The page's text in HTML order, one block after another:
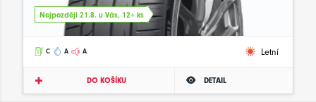
Nejpozději 21.8. u Vás, 12+ ks
C A A Letní
DO KOŠÍKU DETAIL